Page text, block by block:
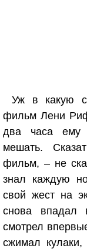
Уж в какую
фильм Лени
два часа ему
мешать.
фильм, – не
знал каждую
свой жест на
снова впадал
смотрел
сжимал